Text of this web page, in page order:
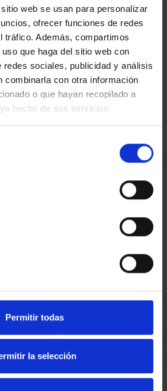
web se usan para personalizar
ofrecer funciones de redes
tráfico. Además, compartimos
que haga del sitio web con
redes sociales, publicidad y análisis
combinarla con otra información
o que hayan recopilado a
hecho de sus servicios.
Permitir todas
la selección
CAPITALES DE
PROVINCIA 2
949,00 €
Sólo para usuarios
registrados
SUSCRIPCIÓN
CAPITALES DE
949,00 €
registrados